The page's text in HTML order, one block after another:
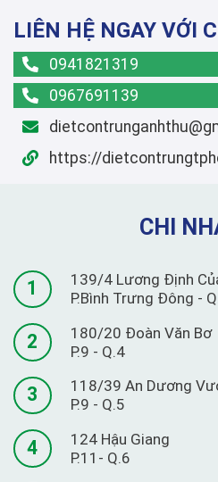
LIÊN HỆ NGAY VỚI
0941821319
0967691139
https://
CHI
1
139/4 Lương Định
P.Bình Trưng Đông -
2
180/20 Đoàn Văn Bơ
P.9 - Q.4
3
118/39 An Dương
P.9 - Q.5
4
124 Hậu Giang
P.11- Q.6